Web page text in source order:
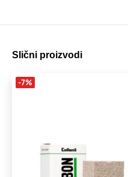
Slični proizvodi
-7%